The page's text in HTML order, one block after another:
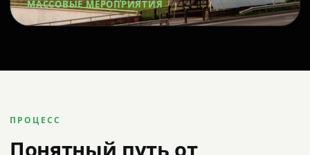
МАССОВЫЕ МЕРОПРИЯТИЯ
ПРОЦЕСС
Понятный путь от